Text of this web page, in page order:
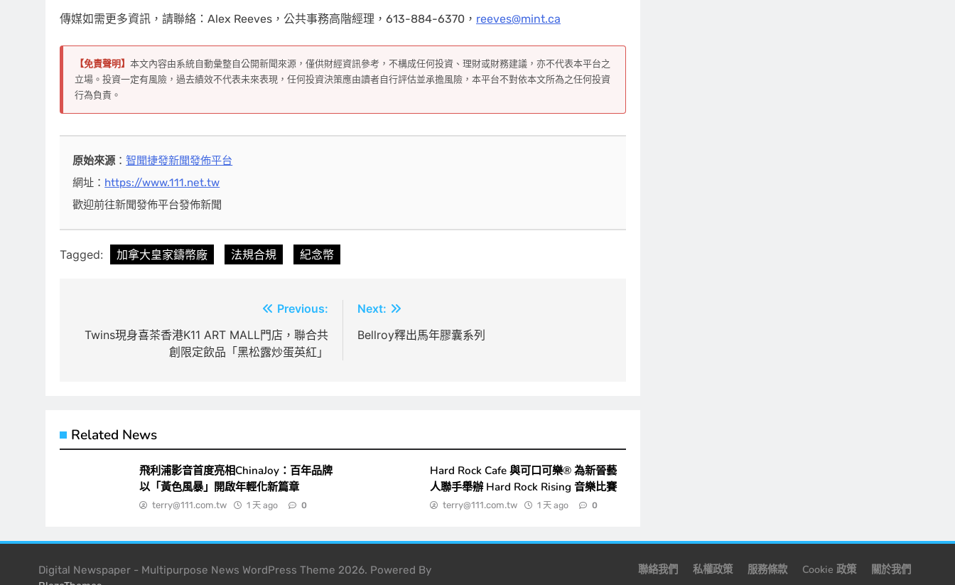
傳媒如需更多資訊，請聯絡：Alex Reeves，公共事務高階經理，613-884-6370， reeves@mint.ca
【免責聲明】 本文內容由系統自動彙整自公開新聞來源，僅供財經資訊參考，不構成任何投資、理財或財務建議，亦不代表本平台之
立場。投資一定有風險，過去績效不代表未來表現，任何投資決策應由讀者自行評估並承擔風險，本平台不對依本文所為之任何投資
行為負責。
原始來源 ：智聞捷發新聞發佈平台
網址： https://www.111.net.tw
歡迎前往新聞發佈平台發佈新聞
Tagged: 加拿大皇家鑄幣廠 法規合規 紀念幣
章
Previous:
Twins現身喜茶香港K11 ART MALL門店，聯合共
創限定飲品「黑松露炒蛋英紅」
Next:
Bellroy釋出馬年膠囊系列
Related News
飛利浦影音首度亮相ChinaJoy：百年品牌
以「黃色風暴」開啟年輕化新篇章
terry@111.com.tw 1 天 ago 0
Hard Rock Cafe 與可口可樂® 為新晉藝
人聯手舉辦 Hard Rock Rising 音樂比賽
terry@111.com.tw 1 天 ago 0
Digital Newspaper - Multipurpose News WordPress Theme 2026. Powered By 聯絡我們 私權政策 服務條款 Cookie 政策 關於我們